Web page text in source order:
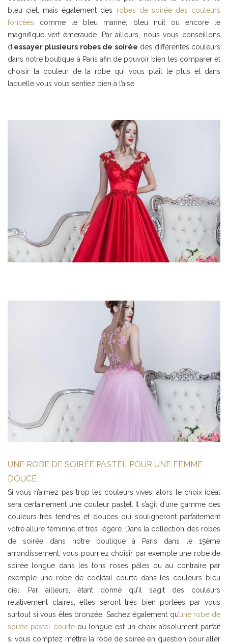
bleu ciel, mais également des robes de soirée des couleurs
foncées comme le bleu marine, bleu nuit ou encore le
magnifique vert émeraude. Par ailleurs, nous vous conseillons
d’essayer plusieurs robes de soirée des différentes couleurs
dans notre boutique à Paris afin de pouvoir bien les comparer et
choisir la couleur de la robe qui vous plait le plus et dans
laquelle vous vous sentiez bien à l’aise.
UNE ROBE DE SOIRÉE PASTEL POUR UNE FEMME
DOUCE
Si vous n’aimez pas trop les couleurs vives, alors le choix idéal
sera certainement une couleur pastel. Il s’agit d’une gamme des
couleurs très tendres et douces qui souligneront parfaitement
votre allure féminine et très légère. Dans la collection des robes
de soirée dans notre boutique à Paris dans le 15ème
arrondissement, vous pourriez choisir par exemple une robe de
soirée longue dans les tons roses pâles ou au contraire par
exemple une robe de cocktail courte dans les couleurs bleu
ciel. Par ailleurs, étant donné qu’il s’agit des couleurs
relativement claires, elles seront très bien portées par vous
surtout si vous êtes bronzée. Sachez également qu’une robe de
soirée pastel courteou longue est un choix absolument parfait
si vous comptez mettre la robe de soirée en question pour aller